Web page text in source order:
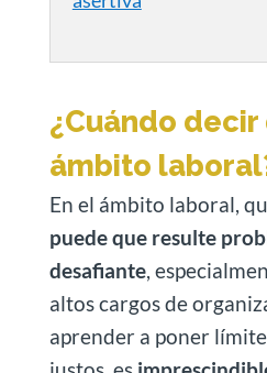
¿Cuándo decir
ámbito
En el ámbito laboral,
puede que resulte
desafiante,
altos cargos de
aprender a poner